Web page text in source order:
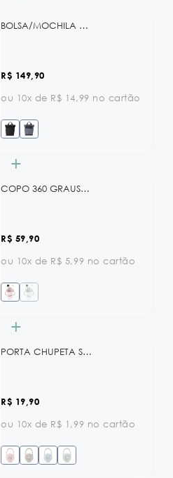
BOLSA/MOCHILA RESISTENTE Á ÁGUA CERISE GREY KB
R$ 149,90
ou 10x de R$ 14,99 no cartão
+
COPO 360 GRAUS - 300 ML DEEP SEA PINK KB
R$ 59,90
ou 10x de R$ 5,99 no cartão
+
PORTA CHUPETA SAVANNA PANDA BEIGE KB
R$ 19,90
ou 10x de R$ 1,99 no cartão